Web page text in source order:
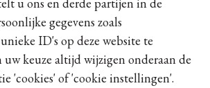
gegevens zoals
ID's op deze website te
uw keuze altijd wijzigen onderaan de
'cookies' of 'cookie instellingen'.